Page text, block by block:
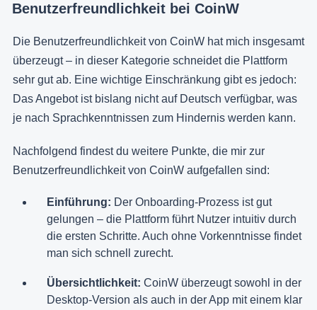
Benutzerfreundlichkeit bei CoinW
Die Benutzerfreundlichkeit von CoinW hat mich insgesamt
überzeugt – in dieser Kategorie schneidet die Plattform
sehr gut ab. Eine wichtige Einschränkung gibt es jedoch:
Das Angebot ist bislang nicht auf Deutsch verfügbar, was
je nach Sprachkenntnissen zum Hindernis werden kann.
Nachfolgend findest du weitere Punkte, die mir zur
Benutzerfreundlichkeit von CoinW aufgefallen sind:
Einführung: Der Onboarding-Prozess ist gut
gelungen – die Plattform führt Nutzer intuitiv durch
die ersten Schritte. Auch ohne Vorkenntnisse findet
man sich schnell zurecht.
Übersichtlichkeit: CoinW überzeugt sowohl in der
Desktop-Version als auch in der App mit einem klar